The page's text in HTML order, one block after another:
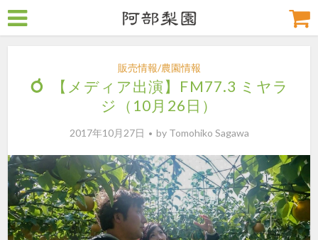
販売情報/農園情報
【メディア出演】FM77.3 ミヤラ
ジ（10月26日）
2017年10月27日 by Tomohiko Sagawa